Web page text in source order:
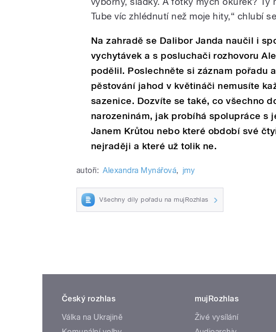
Tube víc zhlédnutí než moje hity,“ chlubí
Na zahradě se Dalibor Janda naučil i
vychytávek a s posluchači rozhovoru
podělil. Poslechněte si záznam pořadu
pěstování jahod v květináči nemusíte
sazenice. Dozvíte se také, co všechno
narozeninám, jak probíhá spolupráce s
Janem Krůtou nebo které období své
nejraději a které už tolik ne.
autoři: Alexandra Mynářová, jmy
Všechny díly pořadu na mujRozhlas
Český rozhlas
Válka na Ukrajině
mujRozhlas
Živé vysílání